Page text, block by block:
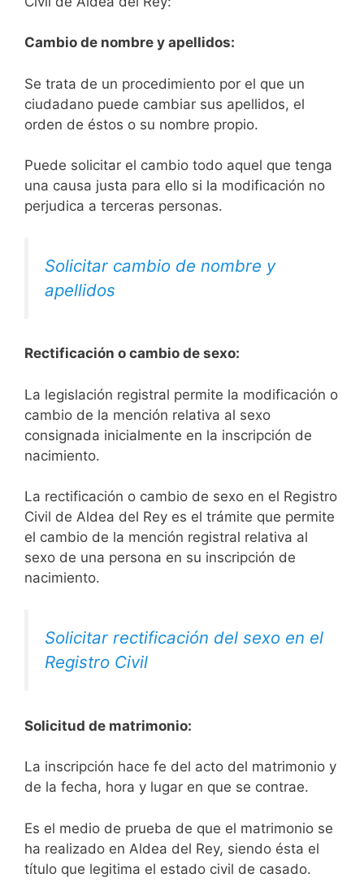
Cambio de nombre y apellidos:
Se trata de un procedimiento por el que un
ciudadano puede cambiar sus apellidos, el
orden de éstos o su nombre propio.
Puede solicitar el cambio todo aquel que tenga
una causa justa para ello si la modificación no
perjudica a terceras personas.
Solicitar cambio de nombre y
apellidos
Rectificación o cambio de sexo:
La legislación registral permite la modificación o
cambio de la mención relativa al sexo
consignada inicialmente en la inscripción de
nacimiento.
La rectificación o cambio de sexo en el Registro
Civil de Aldea del Rey es el trámite que permite
el cambio de la mención registral relativa al
sexo de una persona en su inscripción de
nacimiento.
Solicitar rectificación del sexo en el
Registro Civil
Solicitud de matrimonio:
La inscripción hace fe del acto del matrimonio y
de la fecha, hora y lugar en que se contrae.
Es el medio de prueba de que el matrimonio se
ha realizado en Aldea del Rey, siendo ésta el
título que legitima el estado civil de casado.